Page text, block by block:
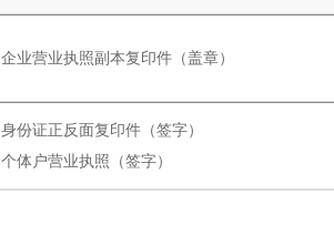
企业营业执照副本复印件（盖章）
身份证正反面复印件（签字）
个体户营业执照（签字）